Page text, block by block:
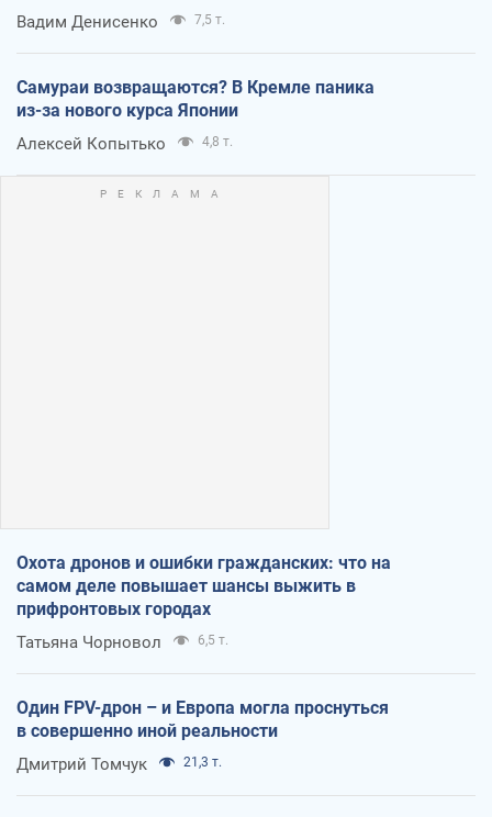
Вадим Денисенко 7,5 т.
Самураи возвращаются? В Кремле паника
из-за нового курса Японии
Алексей Копытько 4,8 т.
Охота дронов и ошибки гражданских: что на
самом деле повышает шансы выжить в
прифронтовых городах
Татьяна Чорновол 6,5 т.
Один FPV-дрон – и Европа могла проснуться
в совершенно иной реальности
Дмитрий Томчук 21,3 т.